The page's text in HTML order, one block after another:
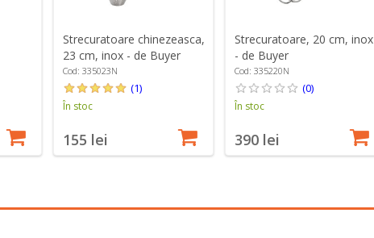
Strecuratoare chinezeasca,
23 cm, inox - de Buyer
Cod: 335023N
(1)
În stoc
155 lei
Strecuratoare, 20 cm, inox
- de Buyer
Cod: 335220N
(0)
În stoc
390 lei